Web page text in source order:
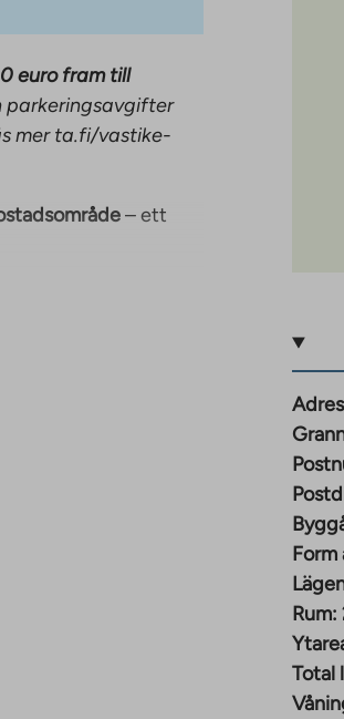
euro fram till
parkeringsavgifter
mer ta.fi/vastike-
– ett
som erbjuder
från
vilket ingår i
Form
Rum:
Total